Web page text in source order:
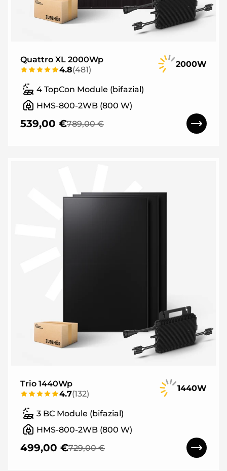
Quattro XL 2000Wp
4.8(481)
2000W
4 TopCon Module (bifazial)
HMS-800-2WB (800 W)
539,00 €789,00 €
Trio 1440Wp
4.7(132)
1440W
3 BC Module (bifazial)
HMS-800-2WB (800 W)
499,00 €729,00 €